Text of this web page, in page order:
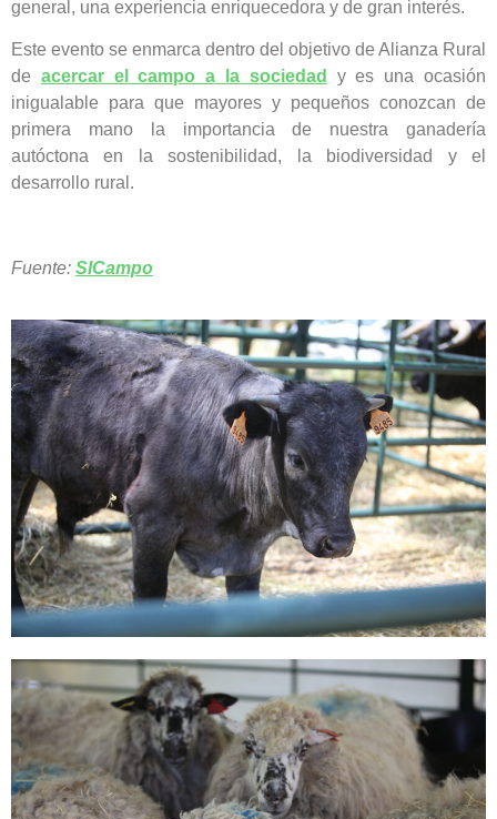
general, una experiencia enriquecedora y de gran interés.
Este evento se enmarca dentro del objetivo de Alianza Rural
de acercar el campo a la sociedad
y es una ocasión
inigualable para que mayores y pequeños conozcan de
primera mano la importancia de nuestra ganadería
autóctona en la sostenibilidad, la biodiversidad y el
desarrollo rural.
Fuente: SICampo